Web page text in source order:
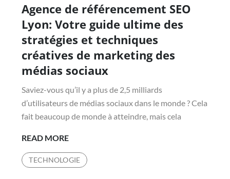
on
Agence de référencement SEO
Lyon: Votre guide ultime des
stratégies et techniques
créatives de marketing des
médias sociaux
Saviez-vous qu’il y a plus de 2,5 milliards
d’utilisateurs de médias sociaux dans le monde ? Cela
fait beaucoup de monde à atteindre, mais cela
READ MOREAGENCE
DE
RÉFÉRENCEMENT
TECHNOLOGIE